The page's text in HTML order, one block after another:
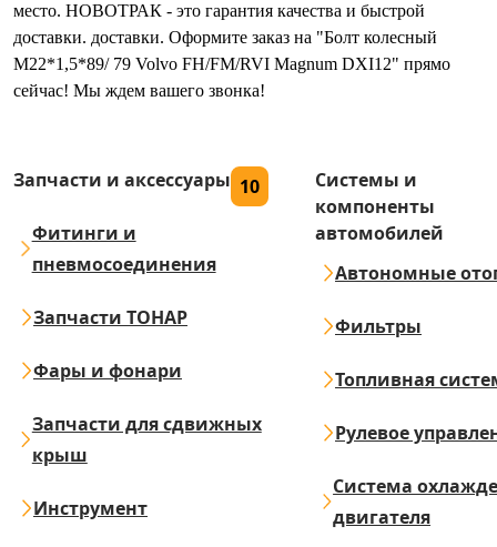
место. НОВОТРАК - это гарантия качества и быстрой
доставки. доставки. Оформите заказ на "Болт колесный
M22*1,5*89/ 79 Volvo FH/FM/RVI Magnum DXI12" прямо
сейчас! Мы ждем вашего звонка!
Запчасти и аксессуары 10
Фитинги и
пневмосоединения
Запчасти ТОНАР
Фары и фонари
Запчасти для сдвижных
крыш
Инструмент
Системы и
компоненты
автомобилей
Автономные
Фильтры
Топливная
Рулевое
Система
двигателя